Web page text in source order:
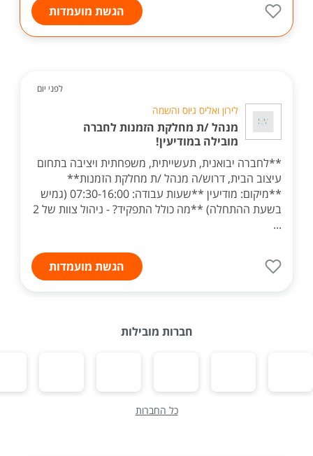
הגשת מועמדות
לפני יום
לירון ואליס גיוס והשמה
מנהל /ת מחלקת הזמנות לחברה
מובילה במודיעין!
**לחברה יבואנית, תעשייתית, משפחתית ויציבה בתחום
עיצוב הבית, דרוש/ה מנהל /ת מחלקת הזמנות**
**מיקום: מודיעין **שעות עבודה: 07:30-16:00 (גמיש
בשעת ההתחלה) **מה כולל התפקיד? - ניהול צוות של 2
...
הגשת מועמדות
חברות מובילות
כל החברות